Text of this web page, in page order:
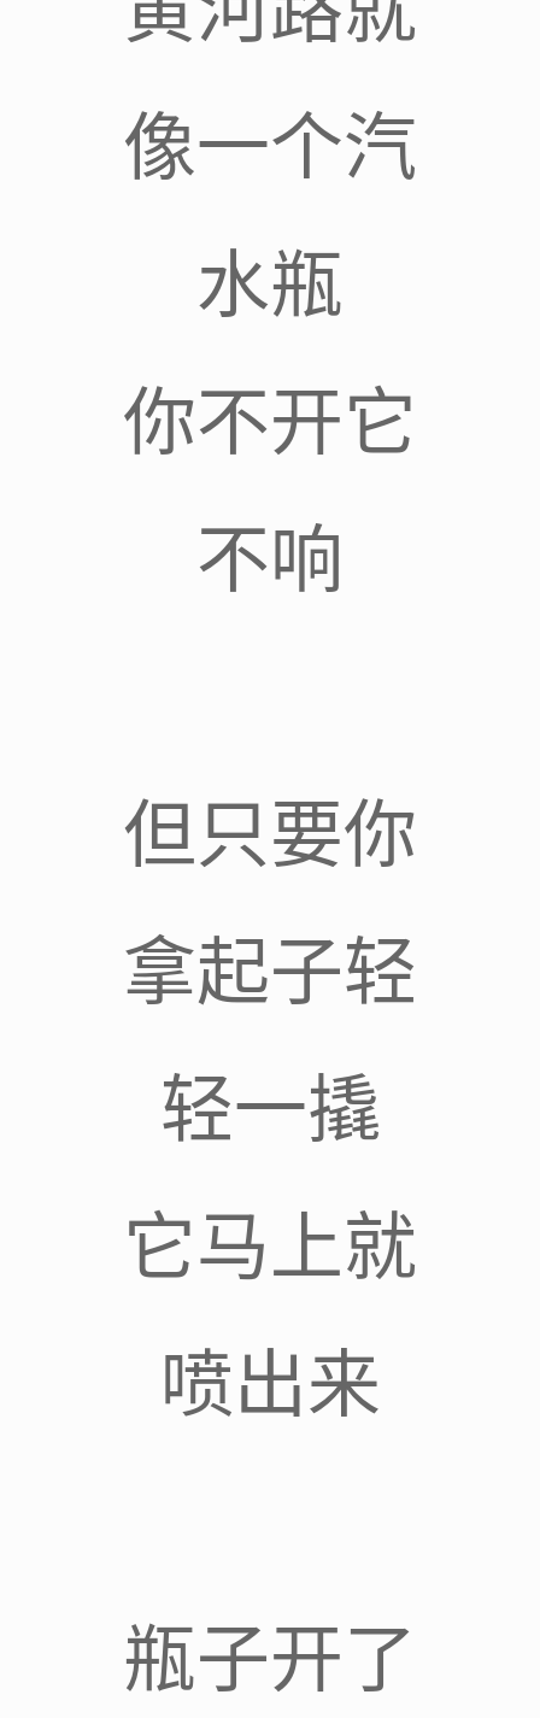
像一个汽
水瓶
你不开它
不响
但只要你
拿起子轻
轻一撬
它马上就
喷出来
瓶子开了